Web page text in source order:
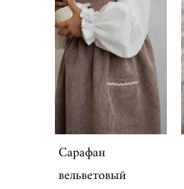
Сарафан
вельветовый